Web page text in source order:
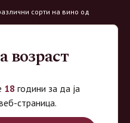
сорти на вино од
8 винарии и 150 различни
возраст
18 години за да ја
страница.